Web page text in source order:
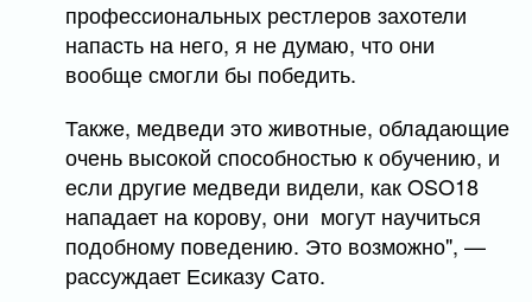
профессиональных рестлеров захотели
напасть на него, я не думаю, что они
вообще смогли бы победить.
Также, медведи это животные, обладающие
очень высокой способностью к обучению, и
если другие медведи видели, как OSO18
нападает на корову, они могут научиться
подобному поведению. Это возможно", —
рассуждает Есиказу Сато.